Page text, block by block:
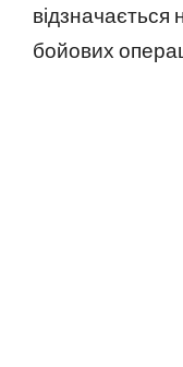
відзначається
бойових